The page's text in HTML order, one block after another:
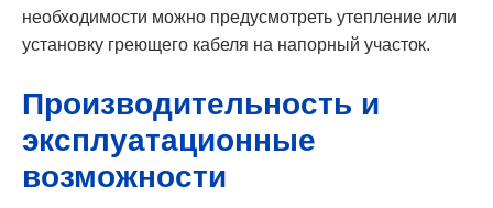
необходимости можно предусмотреть утепление или
установку греющего кабеля на напорный участок.
Производительность и
эксплуатационные
возможности